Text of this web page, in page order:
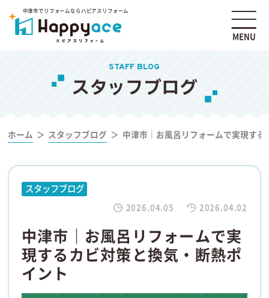
中津市でリフォームならハピアスリフォーム
MENU
STAFF BLOG
スタッフブログ
ホーム スタッフブログ 中津市｜お風呂リフォームで実現す
スタッフブログ
2026.04.05 2026.04.02
中津市｜お風呂リフォームで実
現するカビ対策と換気・断熱ポ
イント